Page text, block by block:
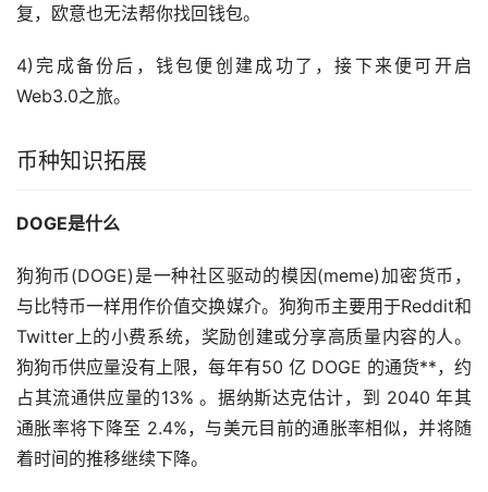
复，欧意也无法帮你找回钱包。
4)完成备份后，钱包便创建成功了，接下来便可开启
Web3.0之旅。
币种知识拓展
DOGE是什么
狗狗币(DOGE)是一种社区驱动的模因(meme)加密货币 ，
与比特币一样用作价值交换媒介。狗狗币主要用于Reddit和
Twitter上的小费系统，奖励创建或分享高质量内容的人。
狗狗币供应量没有上限，每年有50 亿 DOGE 的通货**，约
占其流通供应量的13% 。据纳斯达克估计，到 2040 年其
通胀率将下降至 2.4%，与美元目前的通胀率相似，并将随
着时间的推移继续下降。